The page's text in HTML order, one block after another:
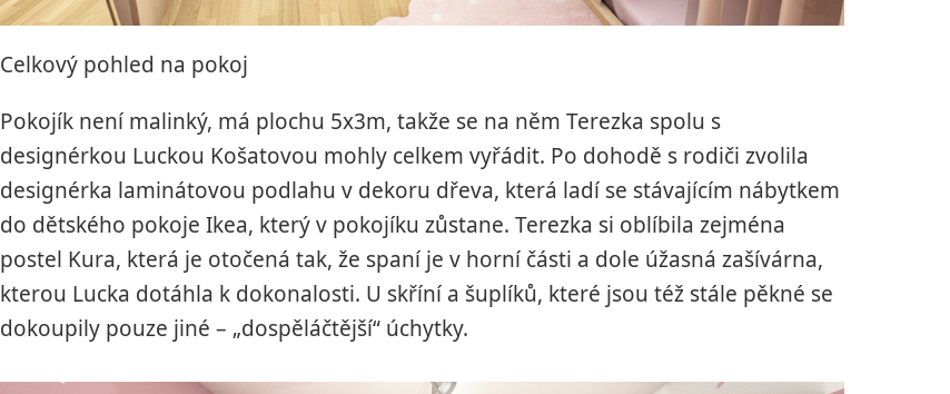
Celkový pohled na pokoj
Pokojík není malinký, má plochu 5x3m, takže se na něm Terezka spolu s
designérkou Luckou Košatovou mohly celkem vyřádit. Po dohodě s rodiči zvolila
designérka laminátovou podlahu v dekoru dřeva, která ladí se stávajícím nábytkem
do dětského pokoje Ikea, který v pokojíku zůstane. Terezka si oblíbila zejména
postel Kura, která je otočená tak, že spaní je v horní části a dole úžasná zašívárna,
kterou Lucka dotáhla k dokonalosti. U skříní a šuplíků, které jsou též stále pěkné se
dokoupily pouze jiné – „dospěláčtější“ úchytky.